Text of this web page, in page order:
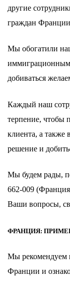
другие
граждан
Мы обогатили
добиваться
Каждый наш
терпение, чтобы
клиента, а также
решение и
Мы будем рады,
662-009
Ваши вопросы,
ФРАНЦИЯ:
Мы рекомендуем
Франции и